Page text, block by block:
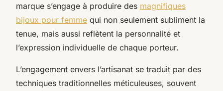
marque s’engage à produire des magnifiques
bijoux pour femme qui non seulement subliment la
tenue, mais aussi reflètent la personnalité et
l’expression individuelle de chaque porteur.
L’engagement envers l’artisanat se traduit par des
techniques traditionnelles méticuleuses, souvent